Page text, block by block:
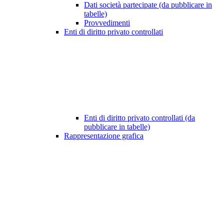
Dati società partecipate (da pubblicare in
tabelle)
Provvedimenti
Enti di diritto privato controllati
Enti di diritto privato controllati (da
pubblicare in tabelle)
Rappresentazione grafica